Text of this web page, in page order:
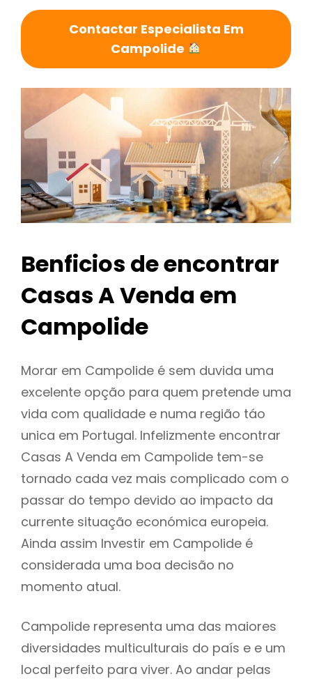
Contactar Especialista Em
Campolide
Benficios de encontrar
Casas A Venda em
Campolide
Morar em Campolide é sem duvida uma
excelente opção para quem pretende uma
vida com qualidade e numa região táo
unica em Portugal. Infelizmente encontrar
Casas A Venda em Campolide tem-se
tornado cada vez mais complicado com o
passar do tempo devido ao impacto da
currente situação económica europeia.
Ainda assim Investir em Campolide é
considerada uma boa decisão no
momento atual.
Campolide representa uma das maiores
diversidades multiculturais do país e e um
local perfeito para viver. Ao andar pelas